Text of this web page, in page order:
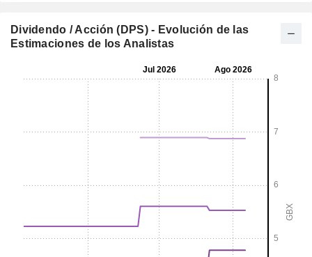
Dividendo / Acción (DPS) - Evolución de las
Estimaciones de los Analistas